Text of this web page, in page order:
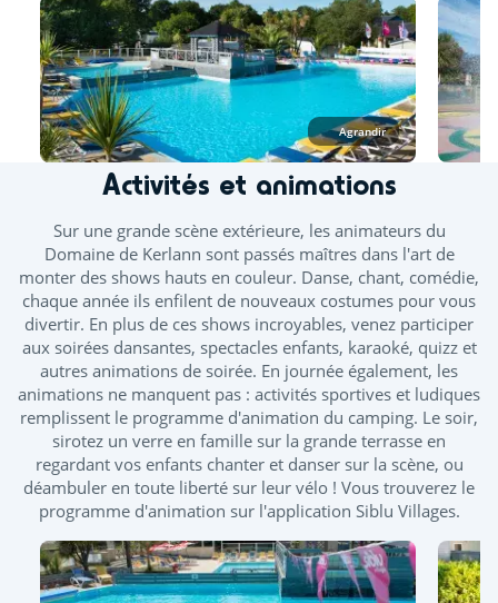
Tout l'espace aquatique est ouvert en juillet et août. A
minima, un bassin couvert est ouvert d'avril à novembre.
Les toboggans ainsi que la splashzone sont ouverts à partir
de mi-juin. Des journées continues vous sont proposées
durant les ponts de mai et juin.
À l’espace aquatique, seuls les vêtements de bain
confectionnés dans un tissu adapté à la baignade sont
autorisés, tels que les maillots (une ou deux pièces), boxers,
Taille minimum toboggan : 1m10
Piscine extérieure chauffée
Piscine intérieure chauffée
Toboggan
Pataugeoire extérieure
Splashzone - Jeux enfants
Bains bouillonnants - Banquettes balnéo
Agrandir
Activités et animations
Sur une grande scène extérieure, les animateurs du
Domaine de Kerlann sont passés maîtres dans l'art de
monter des shows hauts en couleur. Danse, chant, comédie,
chaque année ils enfilent de nouveaux costumes pour vous
divertir. En plus de ces shows incroyables, venez participer
aux soirées dansantes, spectacles enfants, karaoké, quizz et
autres animations de soirée. En journée également, les
animations ne manquent pas : activités sportives et ludiques
remplissent le programme d'animation du camping. Le soir,
sirotez un verre en famille sur la grande terrasse en
regardant vos enfants chanter et danser sur la scène, ou
déambuler en toute liberté sur leur vélo ! Vous trouverez le
programme d'animation sur l'application Siblu Villages.